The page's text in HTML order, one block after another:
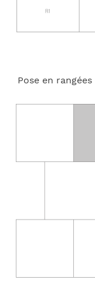
Pose en rangées